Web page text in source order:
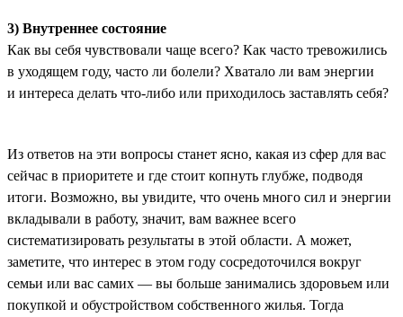
3) Внутреннее состояние
Как вы себя чувствовали чаще всего? Как часто тревожились
в уходящем году, часто ли болели? Хватало ли вам энергии
и интереса делать что-либо или приходилось заставлять себя?
Из ответов на эти вопросы станет ясно, какая из сфер для вас
сейчас в приоритете и где стоит копнуть глубже, подводя
итоги. Возможно, вы увидите, что очень много сил и энергии
вкладывали в работу, значит, вам важнее всего
систематизировать результаты в этой области. А может,
заметите, что интерес в этом году сосредоточился вокруг
семьи или вас самих — вы больше занимались здоровьем или
покупкой и обустройством собственного жилья. Тогда